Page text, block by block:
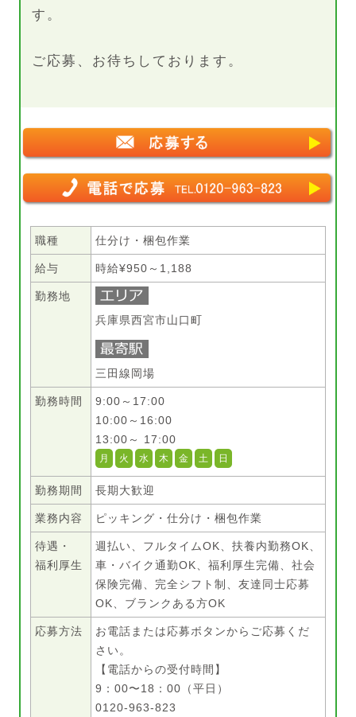
す。
ご応募、お待ちしております。
職種 仕分け・梱包作業
給与 時給¥950～1,188
勤務地
兵庫県西宮市山口町
三田線岡場
勤務時間
9:00～17:00
10:00～16:00
13:00～ 17:00
月 火 水 木 金 土 日
勤務期間 長期大歓迎
業務内容 ピッキング・仕分け・梱包作業
待遇・
福利厚生
週払い、フルタイムOK、扶養内勤務OK、
車・バイク通勤OK、福利厚生完備、社会
保険完備、完全シフト制、友達同士応募
OK、ブランクある方OK
応募方法
お電話または応募ボタンからご応募くだ
さい。
【電話からの受付時間】
9：00〜18：00（平日）
0120-963-823